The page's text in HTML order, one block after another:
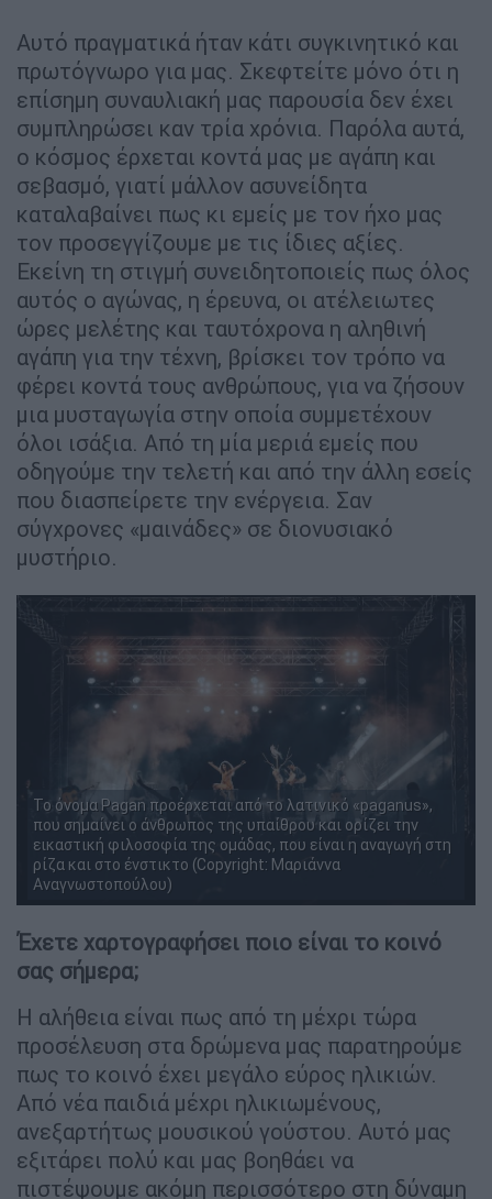
Αυτό πραγματικά ήταν κάτι συγκινητικό και
πρωτόγνωρο για μας. Σκεφτείτε μόνο ότι η
επίσημη συναυλιακή μας παρουσία δεν έχει
συμπληρώσει καν τρία χρόνια. Παρόλα αυτά,
ο κόσμος έρχεται κοντά μας με αγάπη και
σεβασμό, γιατί μάλλον ασυνείδητα
καταλαβαίνει πως κι εμείς με τον ήχο μας
τον προσεγγίζουμε με τις ίδιες αξίες.
Εκείνη τη στιγμή συνειδητοποιείς πως όλος
αυτός ο αγώνας, η έρευνα, οι ατέλειωτες
ώρες μελέτης και ταυτόχρονα η αληθινή
αγάπη για την τέχνη, βρίσκει τον τρόπο να
φέρει κοντά τους ανθρώπους, για να ζήσουν
μια μυσταγωγία στην οποία συμμετέχουν
όλοι ισάξια. Από τη μία μεριά εμείς που
οδηγούμε την τελετή και από την άλλη εσείς
που διασπείρετε την ενέργεια. Σαν
σύγχρονες «μαινάδες» σε διονυσιακό
μυστήριο.
Το όνομα Pagan προέρχεται από το λατινικό «paganus»,
που σημαίνει ο άνθρωπος της υπαίθρου και ορίζει την
εικαστική φιλοσοφία της ομάδας, που είναι η αναγωγή στη
ρίζα και στο ένστικτο (Copyright: Μαριάννα
Αναγνωστοπούλου)
Έχετε χαρτογραφήσει ποιο είναι το κοινό
σας σήμερα;
Η αλήθεια είναι πως από τη μέχρι τώρα
προσέλευση στα δρώμενα μας παρατηρούμε
πως το κοινό έχει μεγάλο εύρος ηλικιών.
Από νέα παιδιά μέχρι ηλικιωμένους,
ανεξαρτήτως μουσικού γούστου. Αυτό μας
εξιτάρει πολύ και μας βοηθάει να
πιστέψουμε ακόμη περισσότερο στη δύναμη